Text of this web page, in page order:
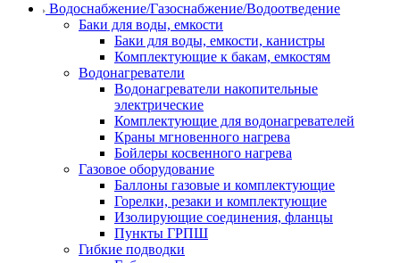
Водоснабжение/Газоснабжение/Водоотведение
Баки для воды, емкости
Баки для воды, емкости, канистры
Комплектующие к бакам, емкостям
Водонагреватели
Водонагреватели накопительные
электрические
Комплектующие для водонагревателей
Краны мгновенного нагрева
Бойлеры косвенного нагрева
Газовое оборудование
Баллоны газовые и комплектующие
Горелки, резаки и комплектующие
Изолирующие соединения, фланцы
Пункты ГРПШ
Гибкие подводки